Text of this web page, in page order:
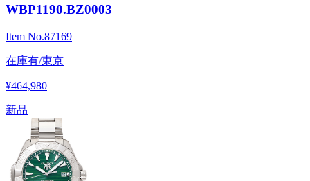
WBP1190.BZ0003
Item No.87169
在庫有/東京
¥464,980
新品